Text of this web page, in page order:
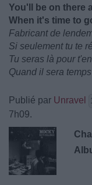
You'll be on there
When it's time to
Fabricant de
Si seulement tu te
Tu seras là pour
Quand il sera
Publié par Unravel
7h09.